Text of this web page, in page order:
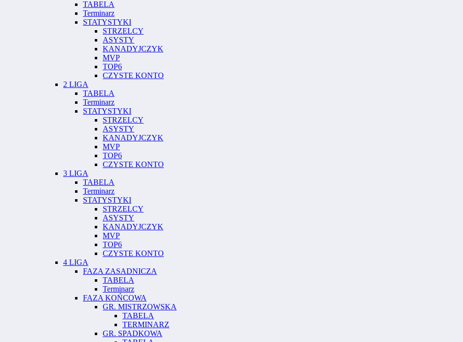
TABELA
Terminarz
STATYSTYKI
STRZELCY
ASYSTY
KANADYJCZYK
MVP
TOP6
CZYSTE KONTO
2 LIGA
TABELA
Terminarz
STATYSTYKI
STRZELCY
ASYSTY
KANADYJCZYK
MVP
TOP6
CZYSTE KONTO
3 LIGA
TABELA
Terminarz
STATYSTYKI
STRZELCY
ASYSTY
KANADYJCZYK
MVP
TOP6
CZYSTE KONTO
4 LIGA
FAZA ZASADNICZA
TABELA
Terminarz
FAZA KOŃCOWA
GR. MISTRZOWSKA
TABELA
TERMINARZ
GR. SPADKOWA